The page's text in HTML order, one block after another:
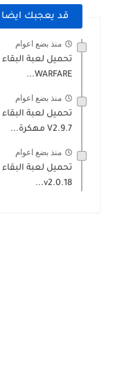
قد يعجبك ايضا
منذ بضع اعوام
WARFARE...
منذ بضع اعوام
V2.9.7 مهكرة...
منذ بضع اعوام
v2.0.18...